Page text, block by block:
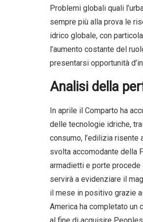
Problemi globali quali
sempre più alla prova le
idrico globale, con
l’aumento costante del
presentarsi opportunità
Analisi della
In aprile il Comparto ha
delle tecnologie idriche,
consumo, l’edilizia
svolta accomodante della
armadietti e porte
servirà a evidenziare il
il mese in positivo grazie
America ha completato